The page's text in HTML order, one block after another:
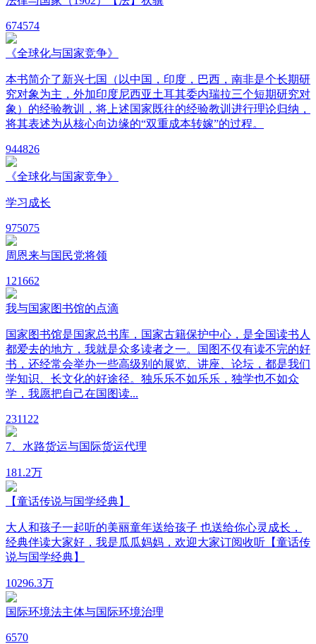
674574
《全球化与国家竞争》
本书简介了新兴七国（以中国，印度，巴西，南非是个长期研
究对象为主，外加印度尼西亚土耳其委内瑞拉三个短期研究对
象）的经验教训，将上述国家既往的经验教训进行理论归纳，
将其表述为从核心向边缘的“双重成本转嫁”的过程。
944826
《全球化与国家竞争》
学习成长
975075
周恩来与国民党将领
121662
我与国家图书馆的点滴
国家图书馆是国家总书库，国家古籍保护中心，是全国读书人
都爱去的地方，我就是众多读者之一。国图不仅有读不完的好
书，还经常会举办一些高级别的展览、讲座、论坛，都是我们
学知识、长文化的好途径。独乐乐不如乐乐，独学也不如众
学，我愿把自己在国图读...
231122
7、水路货运与国际货运代理
181.2万
【童话传说与国学经典】
大人和孩子一起听的美丽童年送给孩子 也送给你心灵成长，
经典伴读大家好，我是瓜瓜妈妈，欢迎大家订阅收听【童话传
说与国学经典】
10296.3万
国际环境法主体与国际环境治理
6570